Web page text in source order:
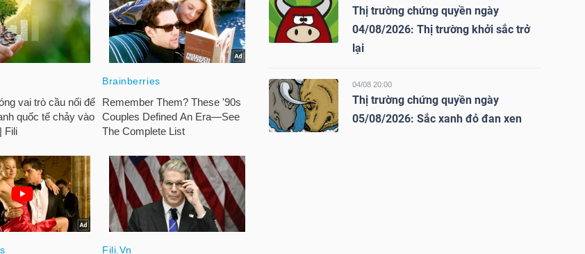
Thị trường chứng quyền ngày
04/08/2026: Thị trường khởi sắc trở
lại
04/08 20:00
Thị trường chứng quyền ngày
05/08/2026: Sắc xanh đỏ đan xen